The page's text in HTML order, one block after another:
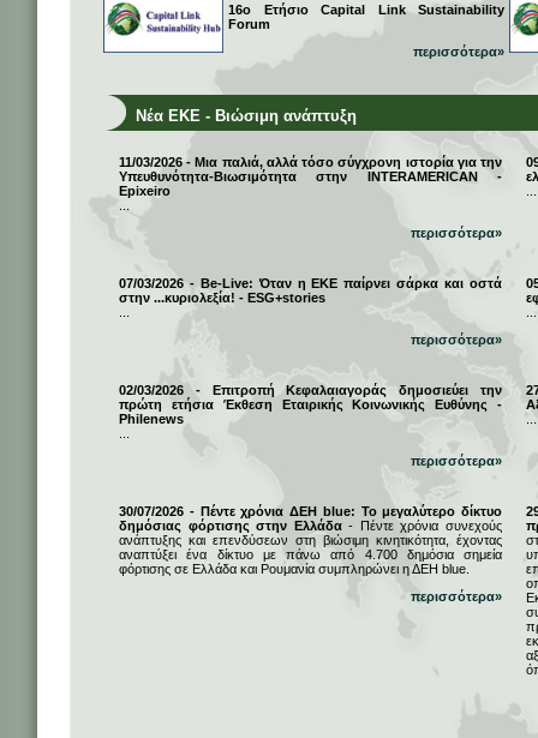
16ο Ετήσιο Capital Link Sustainability
Forum
περισσότερα»
Νέα ΕΚΕ - Βιώσιμη ανάπτυξη
11/03/2026 - Μια παλιά, αλλά τόσο σύγχρονη ιστορία για την
Υπευθυνότητα-Βιωσιμότητα στην INTERAMERICAN -
Epixeiro
περισσότερα»
07/03/2026 - Be-Live: Όταν η ΕΚΕ παίρνει σάρκα και οστά
στην ...κυριολεξία! - ESG+stories
περισσότερα»
02/03/2026 - Επιτροπή Κεφαλαιαγοράς δημοσιεύει την
πρώτη ετήσια Έκθεση Εταιρικής Κοινωνικής Ευθύνης -
Philenews
περισσότερα»
30/07/2026 - Πέντε χρόνια ΔΕΗ blue: Το μεγαλύτερο δίκτυο
δημόσιας φόρτισης στην Ελλάδα- Πέντε χρόνια συνεχούς
ανάπτυξης και επενδύσεων στη βιώσιμη κινητικότητα, έχοντας
αναπτύξει ένα δίκτυο με πάνω από 4.700 δημόσια σημεία
φόρτισης σε Ελλάδα και Ρουμανία συμπληρώνει η ΔΕΗ blue.
περισσότερα»